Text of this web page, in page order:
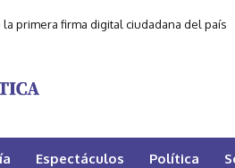
primera firma digital ciudadana del país
Espectáculos Política